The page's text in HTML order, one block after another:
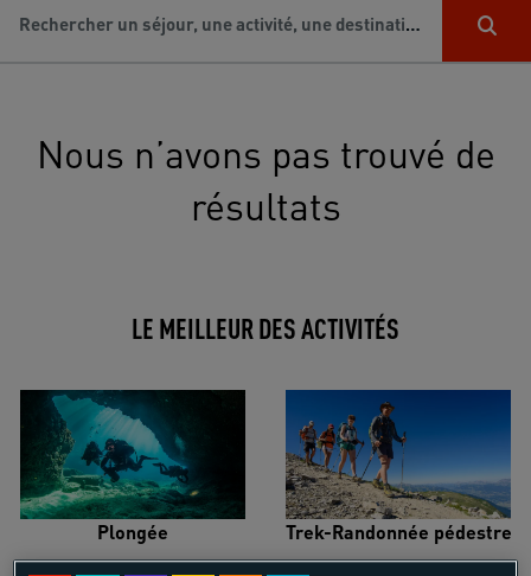
Rechercher un séjour, une activité, une destination...
Nous n’avons pas trouvé de
résultats
LE MEILLEUR DES ACTIVITÉS
Plongée Trek-Randonnée pédestre